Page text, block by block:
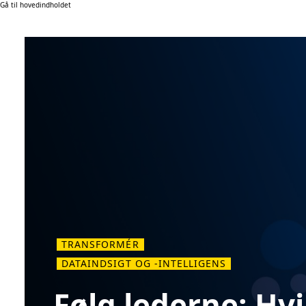
Gå til hovedindholdet
TRANSFORMÉR
DATAINDSIGT OG -INTELLIGENS